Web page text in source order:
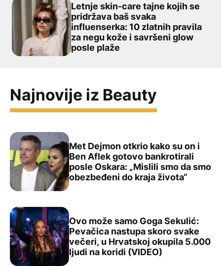
Letnje skin-care tajne kojih se pridržava baš svaka
Letnje skin-care tajne kojih se
pridržava baš svaka
influenserka: 10 zlatnih pravila
za negu kože i savršeni glow
posle plaže
Najnovije iz Beauty
Met Dejmon otkrio kako su on i Ben Aflek gotovo
Met Dejmon otkrio kako su on i
Ben Aflek gotovo bankrotirali
posle Oskara: „Mislili smo da smo
obezbeđeni do kraja života“
Ovo može samo Goga Sekulić: Pevačica nastupa
Ovo može samo Goga Sekulić:
Pevačica nastupa skoro svake
večeri, u Hrvatskoj okupila 5.000
ljudi na koridi (VIDEO)